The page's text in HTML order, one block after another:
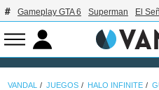
Gameplay GTA 6 Superman El
VANDAL JUEGOS HALO INFINITE